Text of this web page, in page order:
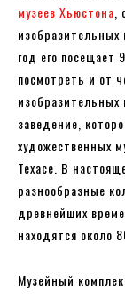
музеев Хьюстона
изобразительных
год его посещает
посмотреть и от
изобразительных
заведение,
художественных
Техасе. В
разнообразные
древнейших
находятся около
Музейный